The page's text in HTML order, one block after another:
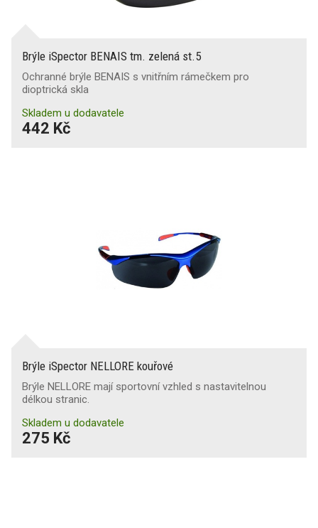
Brýle iSpector BENAIS tm. zelená st.5
Ochranné brýle BENAIS s vnitřním rámečkem pro
dioptrická skla
Skladem u dodavatele
442 Kč
Brýle iSpector NELLORE kouřové
Brýle NELLORE mají sportovní vzhled s nastavitelnou
délkou stranic.
Skladem u dodavatele
275 Kč